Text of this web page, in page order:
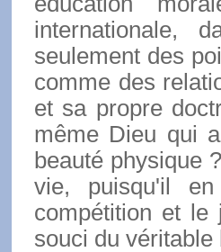
internationale,
seulement des
comme des
et sa propre
même Dieu qui
beauté physique
vie, puisqu'il
compétition et
souci du